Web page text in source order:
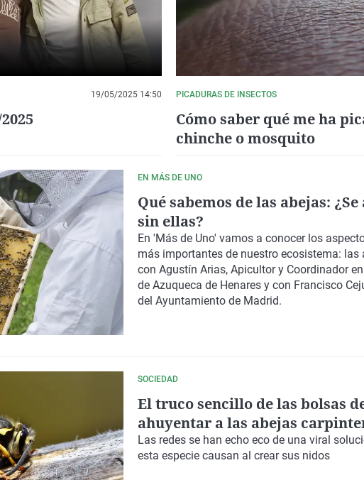
19/05/2025 14:50 PICADURAS DE INSECTOS
Cómo saber qué me ha
chinche o mosquito
EN MÁS DE UNO
Qué sabemos de las abejas:
sin ellas?
En 'Más de Uno' vamos a conocer los
más importantes de nuestro ecosistema: las
con Agustín Arias, Apicultor y Coordinador
de Azuqueca de Henares y con Francisco
del Ayuntamiento de Madrid.
SOCIEDAD
El truco sencillo de las bolsas
ahuyentar a las abejas
Las redes se han echo eco de una viral
esta especie causan al crear sus nidos